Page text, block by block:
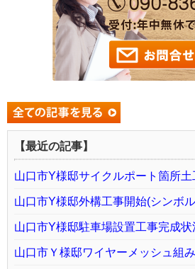
【最近の記事】
山口市Y様邸サイクルポート箇所土
山口市Y様邸外構工事開始(シンボ
山口市Y様邸駐車場設置工事完成状
山口市Ｙ様邸ワイヤーメッシュ組